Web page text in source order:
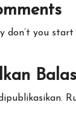
don’t you start